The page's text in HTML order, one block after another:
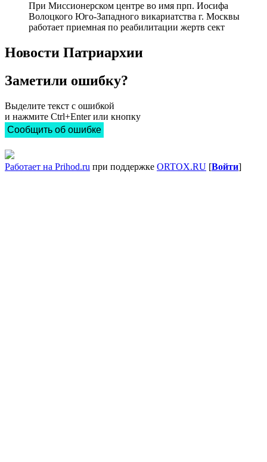
При Миссионерском центре во имя прп. Иосифа
Волоцкого Юго-Западного викариатства г. Москвы
работает приемная по реабилитации жертв сект
Новости Патриархии
Заметили ошибку?
Выделите текст с ошибкой
и нажмите Ctrl+Enter или кнопку
Сообщить об ошибке
Работает на Prihod.ru при поддержке ORTOX.RU [Войти]